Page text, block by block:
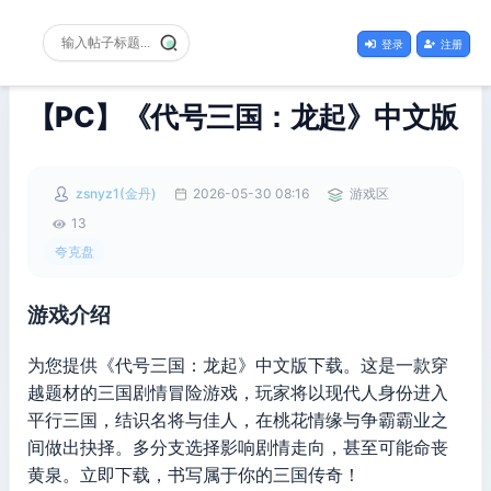
登录 注册
【PC】《代号三国：龙起》中文版
zsnyz1(金丹) 2026-05-30 08:16
游戏区
13
夸克盘
游戏介绍
为您提供《代号三国：龙起》中文版下载。这是一款穿
越题材的三国剧情冒险游戏，玩家将以现代人身份进入
平行三国，结识名将与佳人，在桃花情缘与争霸霸业之
间做出抉择。多分支选择影响剧情走向，甚至可能命丧
黄泉。立即下载，书写属于你的三国传奇！